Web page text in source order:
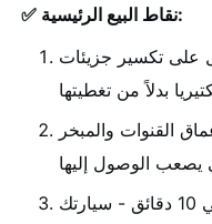
✅ نقاط البيع الرئيسية:
على تكسير جزيئات
القنوات والمبخر
: يستغرق الأمر حوالي 10 دقائق - سيارتك